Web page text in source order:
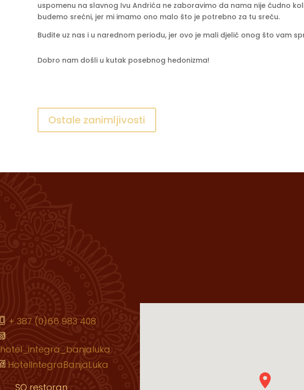
uspomenu na slavnog Ivu Andrića ne zaboravimo da nama nije čudno
budemo srećni, jer mi imamo ono malo što je potrebno za tu sreću.
Budite uz nas i u narednom periodu, jer ovo je mali djelić onog što vam
Dobro nam došli u kutak posebnog hedonizma!
Ostale zanimljivosti
+ 387 (0)66 983 408
hotel_integra_banjaluka
HotelIntegraBanjaLuka
SO restoran